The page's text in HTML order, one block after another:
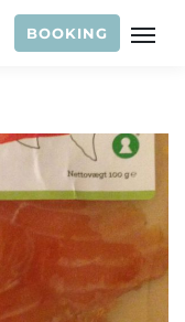
BOOKING